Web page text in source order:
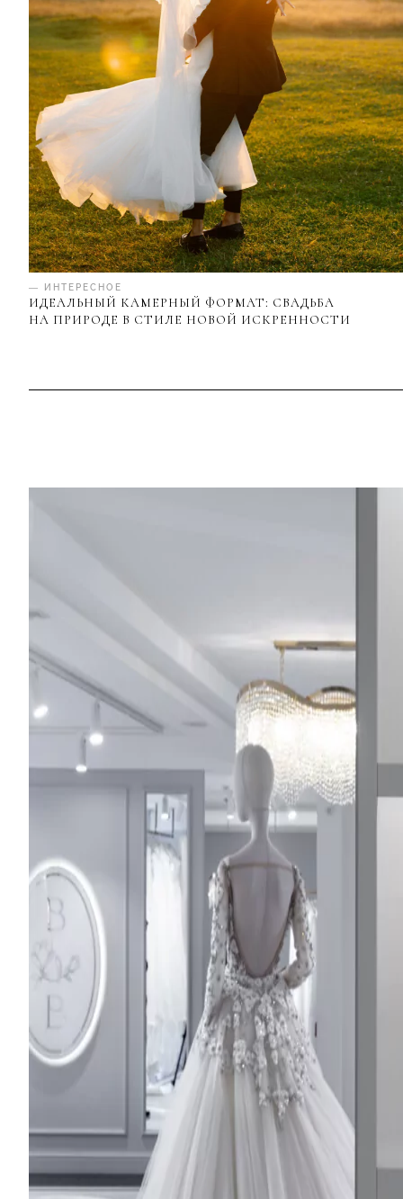
— ИНТЕРЕСНОЕ
ИДЕАЛЬНЫЙ КАМЕРНЫЙ ФОРМАТ: СВАДЬБА
НА ПРИРОДЕ В СТИЛЕ НОВОЙ ИСКРЕННОСТИ